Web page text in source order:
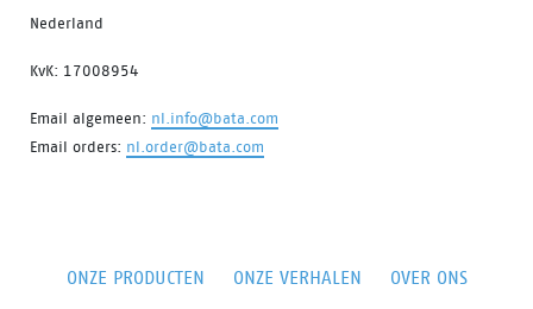
Nederland
KvK: 17008954
Email algemeen: nl.info@bata.com
Email orders: nl.order@bata.com
ONZE PRODUCTEN ONZE VERHALEN
OVER ONS